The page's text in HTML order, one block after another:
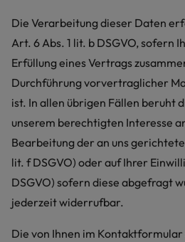
Die Verarbeitung dieser Daten
Art. 6 Abs. 1 lit. b DSGVO, sofern
Erfüllung eines Vertrags
Durchführung vorvertraglicher
ist. In allen übrigen Fällen beruht
unserem berechtigten Interesse
Bearbeitung der an uns
lit. f DSGVO) oder auf Ihrer
DSGVO) sofern diese abgefragt
jederzeit widerrufbar.
Die von Ihnen im